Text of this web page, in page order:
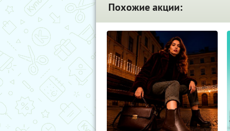
Похожие акции: